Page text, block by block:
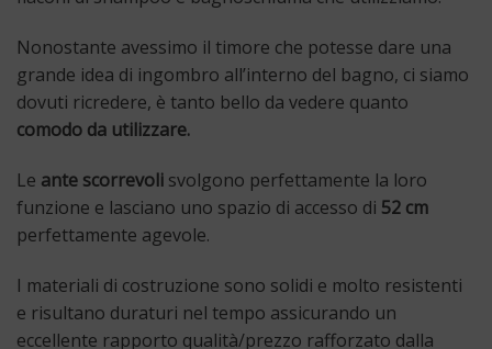
Nonostante avessimo il timore che potesse dare una
grande idea di ingombro all’interno del bagno, ci siamo
dovuti ricredere, è tanto bello da vedere quanto
comodo da utilizzare.
Le ante scorrevoli svolgono perfettamente la loro
funzione e lasciano uno spazio di accesso di 52 cm
perfettamente agevole.
I materiali di costruzione sono solidi e molto resistenti
e risultano duraturi nel tempo assicurando un
eccellente rapporto qualità/prezzo rafforzato dalla